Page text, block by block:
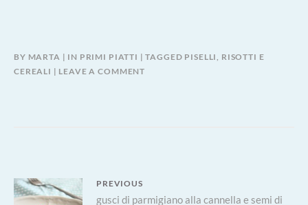
BY MARTA IN PRIMI PIATTI TAGGED PISELLI
RISOTTI E
CEREALI
LEAVE A COMMENT
NavigazionePREVIOUS
Previous gusci di parmigiano alla cannella e semi di